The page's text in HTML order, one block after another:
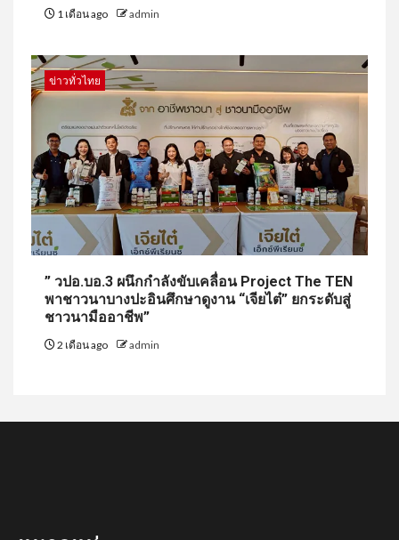
1 เดือน ago admin
ข่าวทั่วไทย
” วปอ.บอ.3 ผนึกกำลังขับเคลื่อน Project The TEN
พาชาวนาบางปะอินศึกษาดูงาน “เจียไต๋” ยกระดับสู่
ชาวนามืออาชีพ”
2 เดือน ago admin